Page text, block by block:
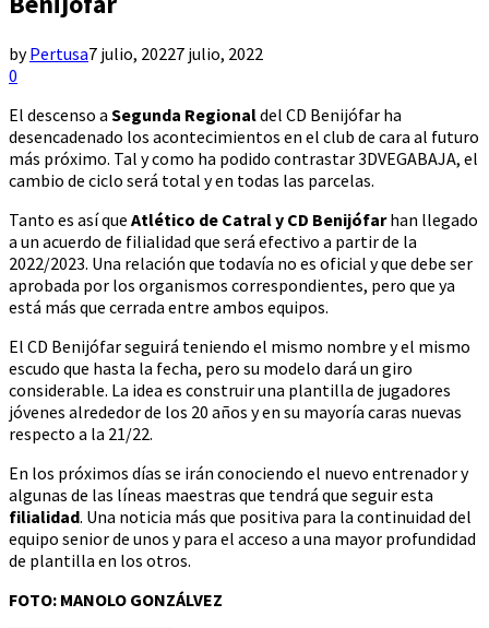
byPertusa7 julio, 20227 julio, 2022
0
El descenso a Segunda Regionaldel CD Benijófar ha
desencadenado los acontecimientos en el club de cara al futuro
más próximo. Tal y como ha podido contrastar 3DVEGABAJA, el
cambio de ciclo será total y en todas las parcelas.
Tanto es así que Atlético de Catral y CD Benijófarhan llegado
a un acuerdo de filialidad que será efectivo a partir de la
2022/2023. Una relación que todavía no es oficial y que debe ser
aprobada por los organismos correspondientes, pero que ya
está más que cerrada entre ambos equipos.
El CD Benijófar seguirá teniendo el mismo nombre y el mismo
escudo que hasta la fecha, pero su modelo dará un giro
considerable. La idea es construir una plantilla de jugadores
jóvenes alrededor de los 20 años y en su mayoría caras nuevas
respecto a la 21/22.
En los próximos días se irán conociendo el nuevo entrenador y
algunas de las líneas maestras que tendrá que seguir esta
filialidad. Una noticia más que positiva para la continuidad del
equipo senior de unos y para el acceso a una mayor profundidad
de plantilla en los otros.
FOTO: MANOLO GONZÁLVEZ